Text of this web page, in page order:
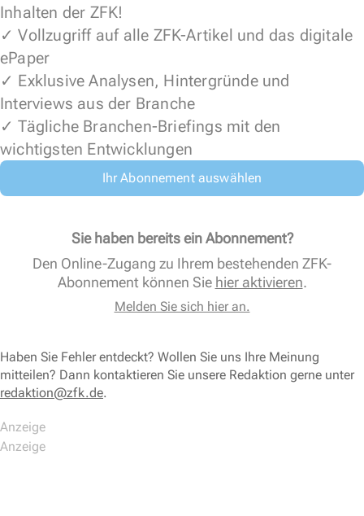
Inhalten der ZFK!
✓ Vollzugriff auf alle ZFK-Artikel und das digitale
ePaper
✓ Exklusive Analysen, Hintergründe und
Interviews aus der Branche
✓ Tägliche Branchen-Briefings mit den
wichtigsten Entwicklungen
Ihr Abonnement auswählen
Sie haben bereits ein Abonnement?
Den Online-Zugang zu Ihrem bestehenden ZFK-
Abonnement können Sie hier aktivieren.
Melden Sie sich hier an.
Haben Sie Fehler entdeckt? Wollen Sie uns Ihre Meinung
mitteilen? Dann kontaktieren Sie unsere Redaktion gerne unter
redaktion@zfk.de.